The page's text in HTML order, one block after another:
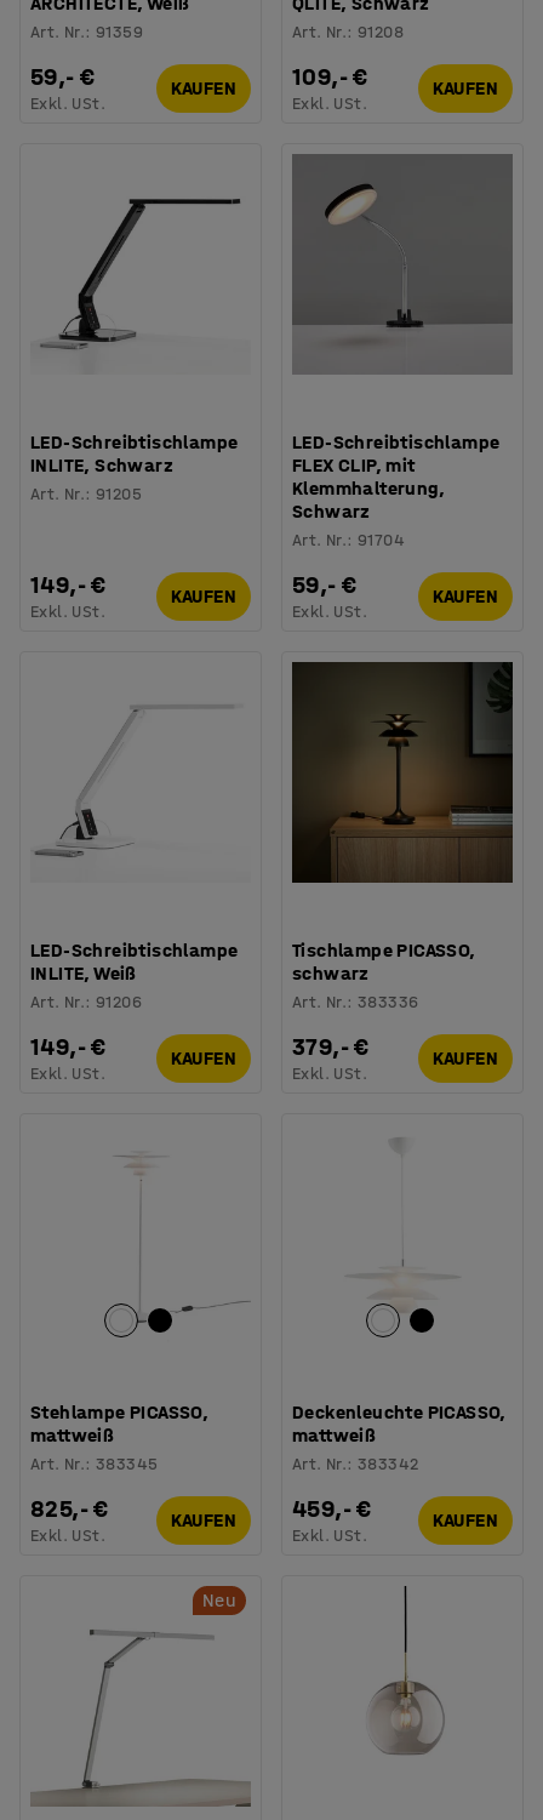
Art. Nr.: 91359
59,- €
Exkl. USt.
KAUFEN
Art. Nr.: 91208
109,- €
Exkl. USt.
KAUFEN
LED-Schreibtischlampe
INLITE, Schwarz
Art. Nr.: 91205
149,- €
Exkl. USt.
KAUFEN
LED-Schreibtischlampe
FLEX CLIP, mit
Klemmhalterung,
Schwarz
Art. Nr.: 91704
59,- €
Exkl. USt.
KAUFEN
LED-Schreibtischlampe
INLITE, Weiß
Art. Nr.: 91206
149,- €
Exkl. USt.
KAUFEN
Tischlampe PICASSO,
schwarz
Art. Nr.:383336
379,- €
Exkl. USt.
KAUFEN
Stehlampe PICASSO,
mattweiß
Art. Nr.:383345
825,- €
Exkl. USt.
KAUFEN
Deckenleuchte PICASSO,
mattweiß
Art. Nr.:383342
459,- €
Exkl. USt.
KAUFEN
Neu